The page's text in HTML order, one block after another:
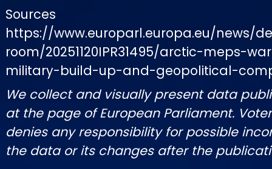
Sources
https://www.europarl.europa.eu/news/
room/20251120IPR31495/arctic-meps-
military-build-up-and-geopolitical-
We collect and visually present data
at the page of European Parliament.
denies any responsibility for possible
the data or its changes after the